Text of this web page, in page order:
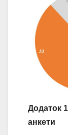
Додаток
анкети